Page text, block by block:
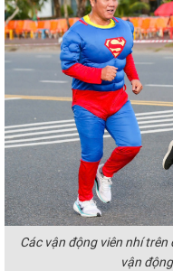
Các vận động viên nhí
vận